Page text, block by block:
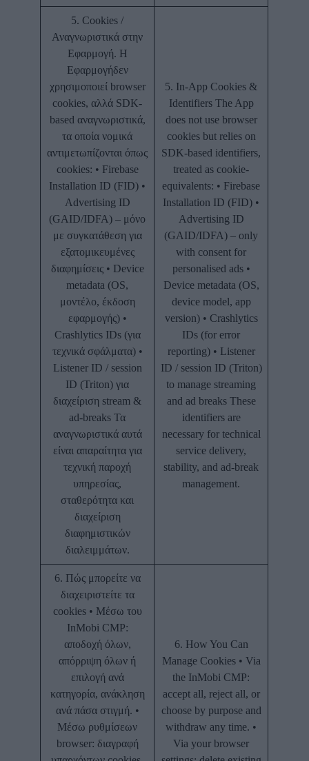
5. Cookies /
Αναγνωριστικά στην
Εφαρμογή. Η
Εφαρμογήδεν
χρησιμοποιεί browser
cookies, αλλά SDK-
based αναγνωριστικά,
τα οποία νομικά
αντιμετωπίζονται όπως
cookies: • Firebase
Installation ID (FID) •
Advertising ID
(GAID/IDFA) – μόνο
με συγκατάθεση για
εξατομικευμένες
διαφημίσεις • Device
metadata (OS,
μοντέλο, έκδοση
εφαρμογής) •
Crashlytics IDs (για
τεχνικά σφάλματα) •
Listener ID / session
ID (Triton) για
διαχείριση stream &
ad-breaks Τα
αναγνωριστικά αυτά
είναι απαραίτητα για
τεχνική παροχή
υπηρεσίας,
σταθερότητα και
διαχείριση
διαφημιστικών
διαλειμμάτων.
5. In-App Cookies &
Identifiers The App
does not use browser
cookies but relies on
SDK-based identifiers,
treated as cookie-
equivalents: • Firebase
Installation ID (FID) •
Advertising ID
(GAID/IDFA) – only
with consent for
personalised ads •
Device metadata (OS,
device model, app
version) • Crashlytics
IDs (for error
reporting) • Listener
ID / session ID (Triton)
to manage streaming
and ad breaks These
identifiers are
necessary for technical
service delivery,
stability, and ad-break
management.
6. Πώς μπορείτε να
διαχειριστείτε τα
cookies • Μέσω του
InMobi CMP:
αποδοχή όλων,
απόρριψη όλων ή
επιλογή ανά
κατηγορία, ανάκληση
ανά πάσα στιγμή. •
Μέσω ρυθμίσεων
browser: διαγραφή
6. How You Can
Manage Cookies • Via
the InMobi CMP:
accept all, reject all, or
choose by purpose and
withdraw any time. •
Via your browser